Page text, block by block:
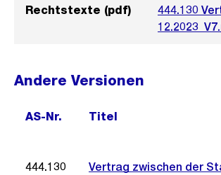
Rechtstexte (pdf)
444.130
Andere Versionen
AS-Nr. Titel
444.130
Vertrag zwischen der